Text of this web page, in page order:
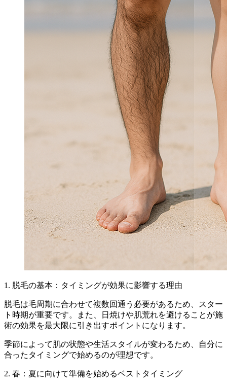
1. 脱毛の基本：タイミングが効果に影響する理由
脱毛は毛周期に合わせて複数回通う必要があるため、スター
ト時期が重要です。また、日焼けや肌荒れを避けることが施
術の効果を最大限に引き出すポイントになります。
季節によって肌の状態や生活スタイルが変わるため、自分に
合ったタイミングで始めるのが理想です。
2. 春：夏に向けて準備を始めるベストタイミング